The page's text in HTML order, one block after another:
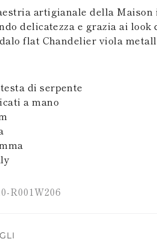
artigianale della
delicatezza e grazia ai
flat Chandelier viola
di serpente
a mano
R001W206